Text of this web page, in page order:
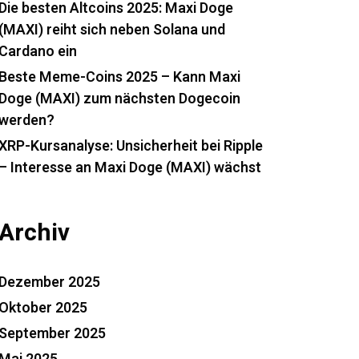
besten Altcoins 2025: Maxi Doge
reiht sich neben Solana und
ein
Meme-Coins 2025 – Kann Maxi
(MAXI) zum nächsten Dogecoin
Kursanalyse: Unsicherheit bei Ripple
Interesse an Maxi Doge (MAXI) wächst
2025
2025
2025